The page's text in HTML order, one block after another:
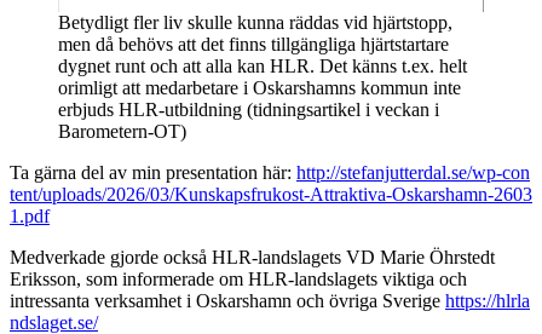
Betydligt fler liv skulle kunna räddas vid hjärtstopp,
men då behövs att det finns tillgängliga hjärtstartare
dygnet runt och att alla kan HLR. Det känns t.ex. helt
orimligt att medarbetare i Oskarshamns kommun inte
erbjuds HLR-utbildning (tidningsartikel i veckan i
Barometern-OT)
Ta gärna del av min presentation här: http://stefanjutterdal.se/wp-con
tent/uploads/2026/03/Kunskapsfrukost-Attraktiva-Oskarshamn-2603
1.pdf
Medverkade gjorde också HLR-landslagets VD Marie Öhrstedt
Eriksson, som informerade om HLR-landslagets viktiga och
intressanta verksamhet i Oskarshamn och övriga Sverige https://hlrla
ndslaget.se/